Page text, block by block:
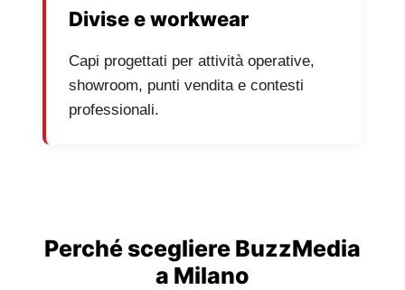
Divise e workwear
Capi progettati per attività operative,
showroom, punti vendita e contesti
professionali.
Perché scegliere BuzzMedia
a Milano